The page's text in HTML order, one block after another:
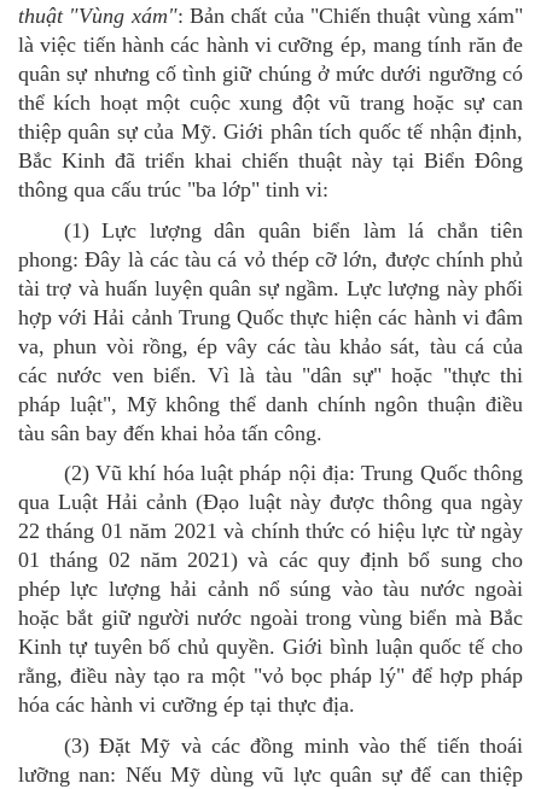
thuật "Vùng xám":Bản chất của "Chiến thuật vùng xám"
là việc tiến hành các hành vi cưỡng ép, mang tính răn đe
quân sự nhưng cố tình giữ chúng ở mức dưới ngưỡng có
thể kích hoạt một cuộc xung đột vũ trang hoặc sự can
thiệp quân sự của Mỹ. Giới phân tích quốc tế nhận định,
Bắc Kinh đã triển khai chiến thuật này tại Biển Đông
thông qua cấu trúc "ba lớp" tinh vi:
(1)Lực lượng dân quân biển làm lá chắn tiên
phong: Đây là các tàu cá vỏ thép cỡ lớn, được chính phủ
tài trợ và huấn luyện quân sự ngầm. Lực lượng này phối
hợp với Hải cảnh Trung Quốc thực hiện các hành vi đâm
va, phun vòi rồng, ép vây các tàu khảo sát, tàu cá của
các nước ven biển. Vì là tàu "dân sự" hoặc "thực thi
pháp luật", Mỹ không thể danh chính ngôn thuận điều
tàu sân bay đến khai hỏa tấn công.
(2)Vũ khí hóa luật pháp nội địa: Trung Quốc thông
qua Luật Hải cảnh (Đạo luật này được thông qua ngày
22 tháng 01 năm 2021 và chính thức có hiệu lực từ ngày
01 tháng 02 năm 2021) và các quy định bổ sung cho
phép lực lượng hải cảnh nổ súng vào tàu nước ngoài
hoặc bắt giữ người nước ngoài trong vùng biển mà Bắc
Kinh tự tuyên bố chủ quyền. Giớibình luận quốc tế cho
rằng, điều này tạo ra một "vỏ bọc pháp lý" để hợp pháp
hóa các hành vi cưỡng ép tại thực địa.
(3)Đặt Mỹ và các đồng minh vào thế tiến thoái
lưỡng nan: Nếu Mỹ dùng vũ lực quân sự để can thiệp